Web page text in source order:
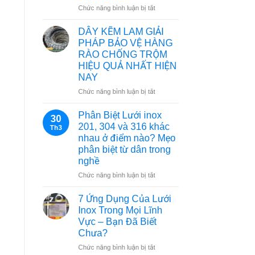
BẢNG
&
CÁCH
PHÂN
BIỆT
THẬT
GIẢ
2026)
Chức năng bình luận bị tắtở
Tạo
Lưới
B40:
Dây
Thép,
Lưới
Mạ
Kẽm
DÂY KẼM LAM GIẢI
PHÁP BẢO VỆ HÀNG
RÀO CHỐNG TRỘM
HIỆU QUẢ NHẤT HIỆN
NAY
Chức năng bình luận bị tắtở
LAM
GIẢI
PHÁP
BẢO
HÀNG
TRỘM
HIỆU
QUẢ
HIỆN
30
Th3
Phân Biệt Lưới inox
201, 304 và 316 khác
nhau ở điểm nào? Mẹo
phân biệt từ dân trong
nghề
Chức năng bình luận bị tắtở
Biệt
Lưới
inox
201,
và
7 Ứng Dụng Của Lưới
Inox Trong Mọi Lĩnh
Vực – Bạn Đã Biết
Chưa?
Chức năng bình luận bị tắtở